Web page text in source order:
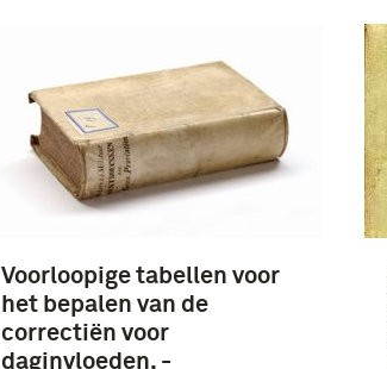
Voorloopige tabellen voor
het bepalen van de
correctiën voor
daginvloeden. -